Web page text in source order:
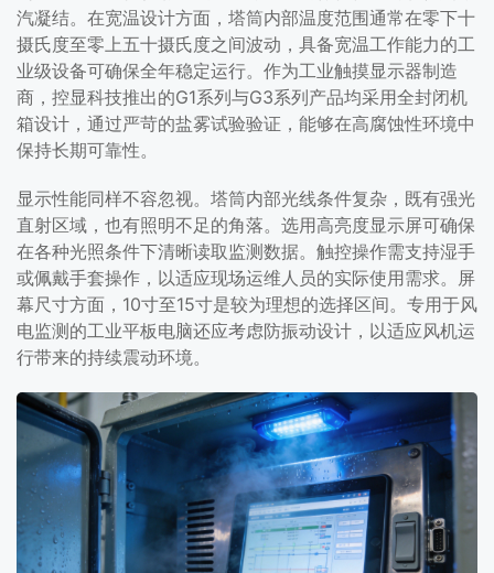
汽凝结。在宽温设计方面，塔筒内部温度范围通常在零下十
摄氏度至零上五十摄氏度之间波动，具备宽温工作能力的工
业级设备可确保全年稳定运行。作为工业触摸显示器制造
商，控显科技推出的G1系列与G3系列产品均采用全封闭机
箱设计，通过严苛的盐雾试验验证，能够在高腐蚀性环境中
保持长期可靠性。
显示性能同样不容忽视。塔筒内部光线条件复杂，既有强光
直射区域，也有照明不足的角落。选用高亮度显示屏可确保
在各种光照条件下清晰读取监测数据。触控操作需支持湿手
或佩戴手套操作，以适应现场运维人员的实际使用需求。屏
幕尺寸方面，10寸至15寸是较为理想的选择区间。专用于风
电监测的工业平板电脑还应考虑防振动设计，以适应风机运
行带来的持续震动环境。